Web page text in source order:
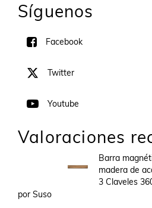
Síguenos
Facebook
Twitter
Youtube
Valoraciones
Barra
madera de
3 Claveles
por Suso